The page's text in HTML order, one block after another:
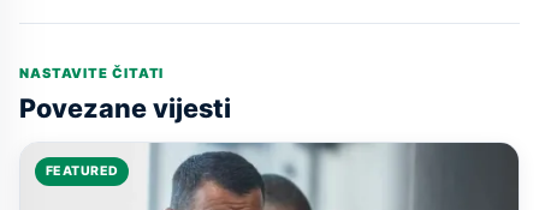
NASTAVITE ČITATI
Povezane vijesti
FEATURED